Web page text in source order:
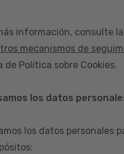
información, consulte la
mecanismos de
de Política sobre Cookies.
los datos
los datos personales